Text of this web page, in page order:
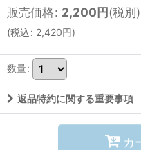
販売価格: 2,200円(税別)
(税込: 2,420円)
数量:
返品特約に関する重要事項
カ